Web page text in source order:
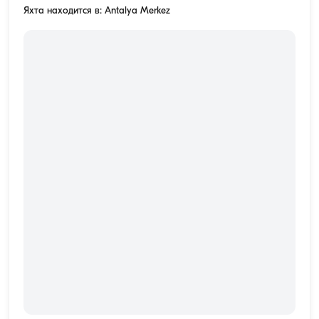
Яхта находится в: Antalya Merkez